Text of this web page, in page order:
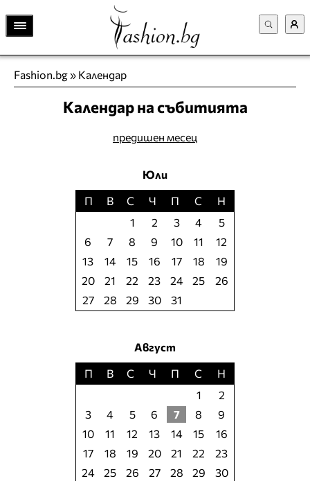
Fashion.bg» Календар
Календар на събитията
предишен месец
Юли
П
В С Ч П С
Н
1
2 3 4
5
6
7 8 9 10 11
12
13
14 15 16 17 18
19
20
21 22 23 24 25
26
27
28 29 30 31
Август
П
В С Ч П С
Н
1
2
3
4 5 6 7 8
9
10
11 12 13 14 15
16
17
18 19 20 21 22
23
24
25 26 27 28 29
30